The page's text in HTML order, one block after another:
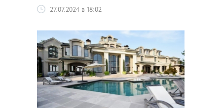
27.07.2024 в 18:02